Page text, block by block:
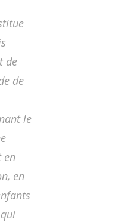
de
de
le
en
en